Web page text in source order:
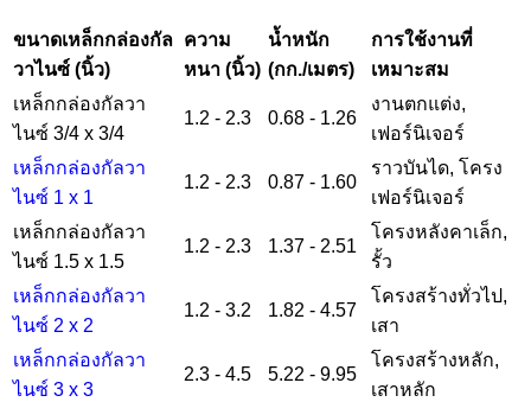
ขนาดเหล็กกล่องกัล
วาไนซ์ (นิ้ว)
ความ
หนา (นิ้ว)
น้ำหนัก
(กก./เมตร)
การใช้งานที่
เหมาะสม
เหล็กกล่องกัลวา
ไนซ์ 3/4 x 3/4
1.2 - 2.3 0.68 - 1.26
งานตกแต่ง,
เฟอร์นิเจอร์
เหล็กกล่องกัลวา
ไนซ์ 1 x 1
1.2 - 2.3 0.87 - 1.60
ราวบันได, โครง
เฟอร์นิเจอร์
เหล็กกล่องกัลวา
ไนซ์ 1.5 x 1.5
1.2 - 2.3 1.37 - 2.51
โครงหลังคาเล็ก,
รั้ว
เหล็กกล่องกัลวา
ไนซ์ 2 x 2
1.2 - 3.2 1.82 - 4.57
โครงสร้างทั่วไป,
เสา
เหล็กกล่องกัลวา
ไนซ์ 3 x 3
2.3 - 4.5 5.22 - 9.95
โครงสร้างหลัก,
เสาหลัก